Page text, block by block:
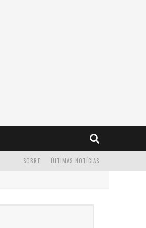
ÚLTIMAS NOTÍCIAS
SOBRE